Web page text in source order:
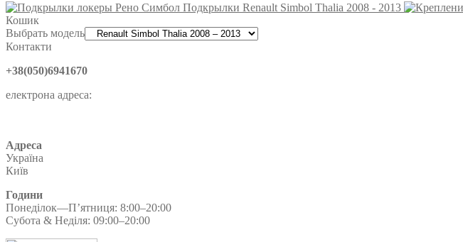
Подкрылки Renault Simbol Thalia 2008 - 2013
Кошик
Выбрать модель
Контакти
+38(050)6941670
електрона адреса:
Адреса
Україна
Київ
Години
Понеділок—П’ятниця: 8:00–20:00
Субота & Неділя: 09:00–20:00